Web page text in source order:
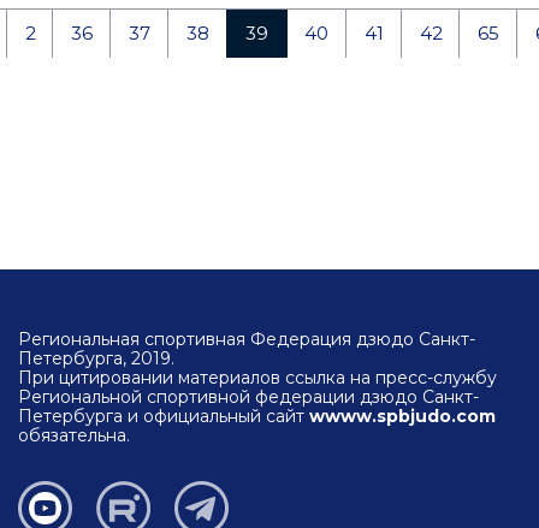
2 36 37 38 39 40 41 42 65
Региональная спортивная Федерация дзюдо Санкт-
Петербурга, 2019.
При цитировании материалов ссылка на пресс-службу
Региональной спортивной федерации дзюдо Санкт-
Петербурга и официальный сайт wwww.spbjudo.com
обязательна.